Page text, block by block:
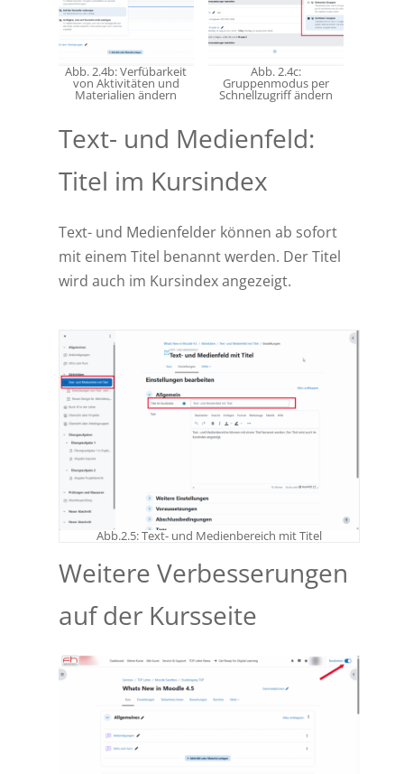
Abb. 2.4b: Verfübarkeit
von Aktivitäten und
Materialien ändern
Abb. 2.4c:
Gruppenmodus per
Schnellzugriff ändern
Text- und Medienfeld:
Titel im Kursindex
Text- und Medienfelder können ab sofort
mit einem Titel benannt werden. Der Titel
wird auch im Kursindex angezeigt.
Abb.2.5: Text- und Medienbereich mit Titel
Weitere Verbesserungen
auf der Kursseite